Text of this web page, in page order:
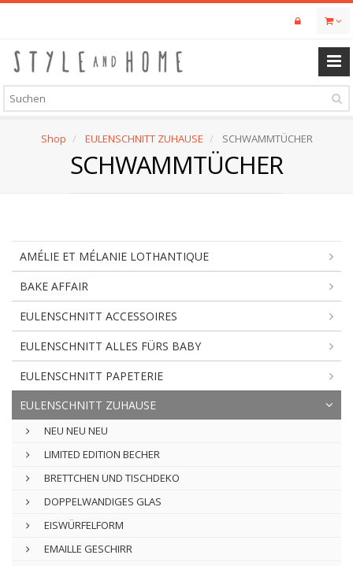
Skip
content
Shop EULENSCHNITT ZUHAUSE SCHWAMMTÜCHER
SCHWAMMTÜCHER
AMÉLIE ET MÉLANIE LOTHANTIQUE
BAKE AFFAIR
EULENSCHNITT ACCESSOIRES
EULENSCHNITT ALLES FÜRS BABY
EULENSCHNITT PAPETERIE
EULENSCHNITT ZUHAUSE
NEU NEU NEU
LIMITED EDITION BECHER
BRETTCHEN UND TISCHDEKO
DOPPELWANDIGES GLAS
EISWÜRFELFORM
EMAILLE GESCHIRR